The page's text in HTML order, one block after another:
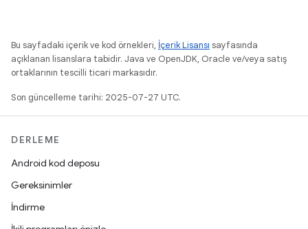
Bu sayfadaki içerik ve kod örnekleri, İçerik Lisansı sayfasında
açıklanan lisanslara tabidir. Java ve OpenJDK, Oracle ve/veya satış
ortaklarının tescilli ticari markasıdır.
Son güncelleme tarihi: 2025-07-27 UTC.
DERLEME
Android kod deposu
Gereksinimler
İndirme